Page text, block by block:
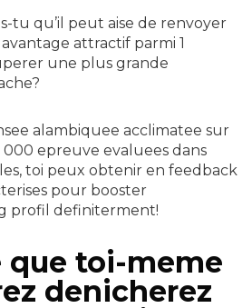
tu qu’il peut aise de renvoyer
attractif parmi 1
une plus grande
alambiquee acclimatee sur
epreuve evaluees dans
toi peux obtenir en feedback
pour booster
profil definiterment!
que toi-meme
denicherez